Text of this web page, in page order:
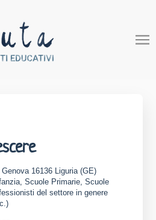
16136 Liguria (GE)
Scuole Primarie, Scuole
del settore in genere